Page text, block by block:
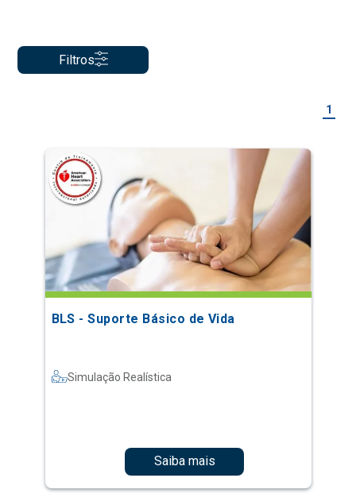
Filtros
1
BLS - Suporte Básico de Vida
Simulação Realística
Saiba mais